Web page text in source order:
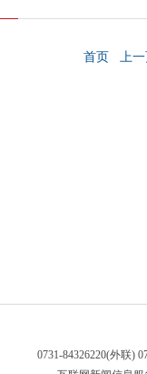
首页 上一
0731-84326220(外联)